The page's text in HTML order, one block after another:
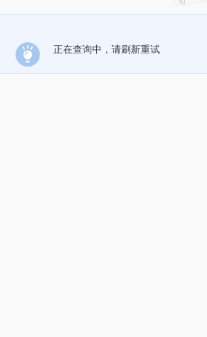
正在查询中，请刷新重试